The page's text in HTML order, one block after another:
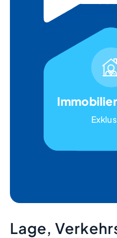
Lage,